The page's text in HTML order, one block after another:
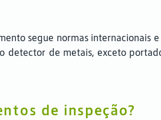
segue normas internacionais
detector de metais, exceto
de inspeção?